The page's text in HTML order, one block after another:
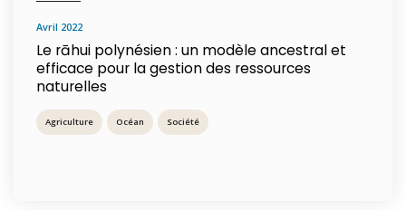
avril 2022
Le rāhui polynésien : un modèle ancestral et
efficace pour la gestion des ressources
naturelles
Agriculture Océan Société